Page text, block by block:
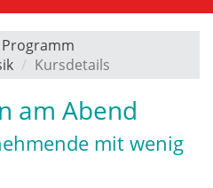
Programm
Kursdetails
am Abend
mit wenig